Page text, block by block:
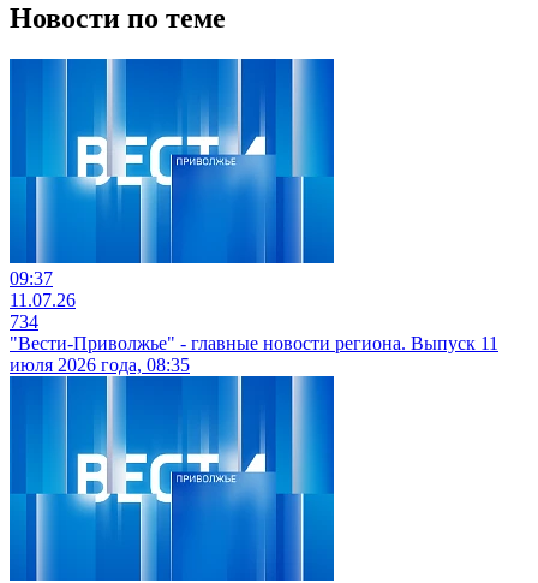
Новости по теме
09:37
11.07.26
734
"Вести-Приволжье" - главные новости региона. Выпуск 11
июля 2026 года, 08:35